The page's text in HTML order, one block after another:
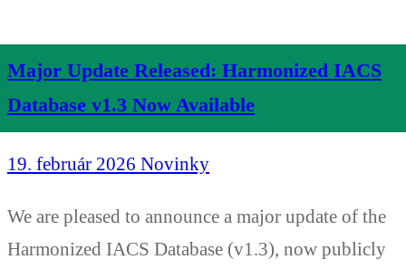
Major Update Released: Harmonized IACS
Database v1.3 Now Available
19. február 2026 Novinky
We are pleased to announce a major update of the
Harmonized IACS Database (v1.3), now publicly